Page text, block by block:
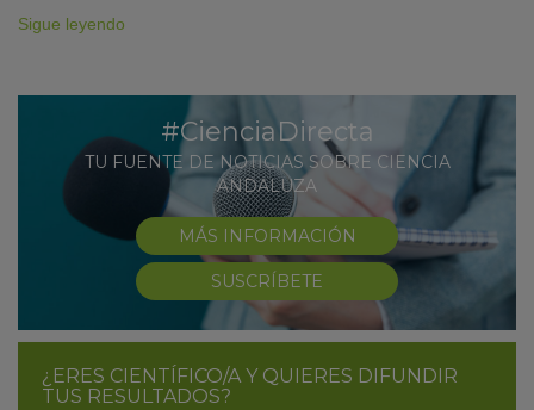
Sigue leyendo
#CienciaDirecta
TU FUENTE DE NOTICIAS SOBRE CIENCIA
ANDALUZA
MÁS INFORMACIÓN
SUSCRÍBETE
¿ERES CIENTÍFICO/A Y QUIERES DIFUNDIR
TUS RESULTADOS?